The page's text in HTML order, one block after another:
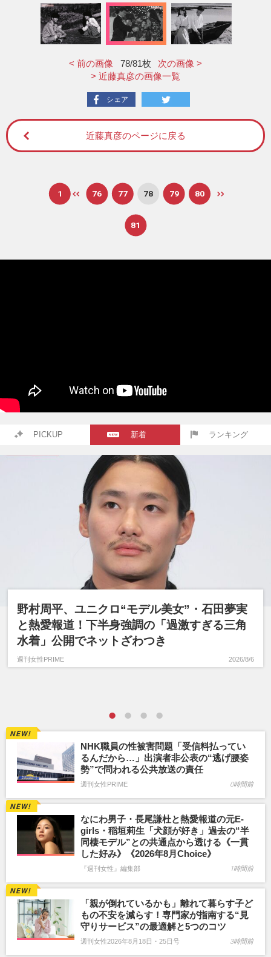
< 前の画像 78/81枚
次の画像 >
> 近藤真彦の画像一覧
シェア
近藤真彦のページに戻る
1 76 77 78 79 80
81
PICKUP 新着 ランキング
野村周平、ユニクロ“モデル美女”・石田夢実
と熱愛報道！下半身強調の「過激すぎる三角
水着」公開でネットざわつき
週刊女性PRIME 2026/8/6
NHK職員の性被害問題「受信料払ってい
るんだから…」出演者非公表の“逃げ腰姿
勢”で問われる公共放送の責任
週刊女性PRIME 0時間前
なにわ男子・長尾謙杜と熱愛報道の元E-
girls・稲垣莉生「犬顔が好き」過去の“半
同棲モデル”との共通点から透ける《一貫
した好み》《2026年8月Choice》
『週刊女性』編集部 1時間前
「親が倒れているかも」離れて暮らす子ど
もの不安を減らす！専門家が指南する“見
守りサービス”の最適解と5つのコツ
週刊女性2026年8月18日・25日号 3時間前